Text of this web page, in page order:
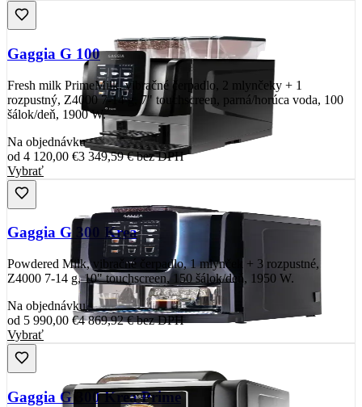
Gaggia G 100
Fresh milk PrimeMilk, vibračné čerpadlo, 2 mlynčeky + 1
rozpustný, Z4000 7-14 g, 7" touchscreen, parná/horúca voda, 100
šálok/deň, 1900 W.
Na objednávku
od 4 120,00 €3 349,59 €bez DPH
Vybrať
Gaggia G 300 Krea
Powdered Milk, vibračné čerpadlo, 1 mlynček + 3 rozpustné,
Z4000 7-14 g, 10" touchscreen, 150 šálok/deň, 1950 W.
Na objednávku
od 5 990,00 €4 869,92 €bez DPH
Vybrať
Gaggia G 300 Krea Prime